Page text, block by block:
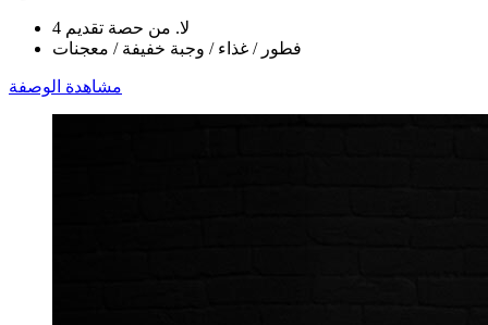
لا. من حصة تقديم 4
فطور / غذاء / وجبة خفيفة / معجنات
مشاهدة الوصفة